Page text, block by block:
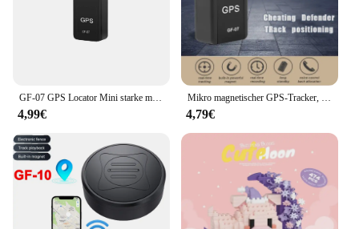
GF-07 GPS Locator Mini starke magnetische Auto Tracker Echtzeit-Tracking Haustiere Kinder Anti Lost Locator Sim Nachricht Position ierer
4,99€
Mikro magnetischer GPS-Tracker, Echtzeit-Anti-Diebstahl-Tracking-Monitor für Fahrzeug motorräder, persönliche Mini-GPS-Position ierung gegen Verlust
4,79€